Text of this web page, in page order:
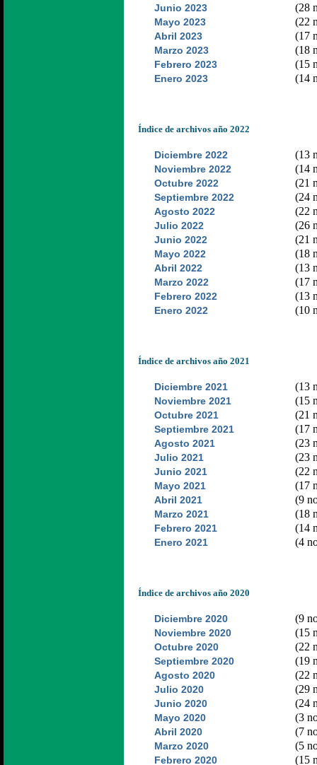
Junio 2023 (28
Mayo 2023 (22
Abril 2023 (17
Marzo 2023 (18
Febrero 2023 (15
Enero 2023 (14
Índice de archivos año 2022
Diciembre 2022 (13
Noviembre 2022 (14
Octubre 2022 (21
Septiembre 2022 (24
Agosto 2022 (22
Julio 2022 (26
Junio 2022 (21
Mayo 2022 (18
Abril 2022 (13
Marzo 2022 (17
Febrero 2022 (13
Enero 2022 (10
Índice de archivos año 2021
Diciembre 2021 (13
Noviembre 2021 (15
Octubre 2021 (21
Septiembre 2021 (17
Agosto 2021 (23
Julio 2021 (23
Junio 2021 (22
Mayo 2021 (17
Abril 2021 (9
Marzo 2021 (18
Febrero 2021 (14
Enero 2021 (4
Índice de archivos año 2020
Diciembre 2020 (9
Noviembre 2020 (15
Octubre 2020 (22
Septiembre 2020 (19
Agosto 2020 (22
Julio 2020 (29
Junio 2020 (24
Mayo 2020 (3
Abril 2020 (7
Marzo 2020 (5
Febrero 2020 (15